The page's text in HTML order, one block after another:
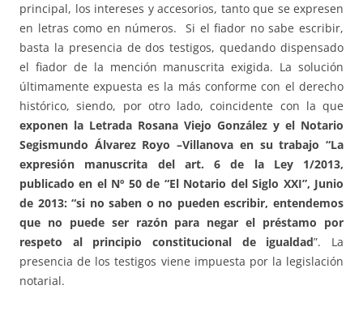
principal, los intereses y accesorios, tanto que se expresen
en letras como en números. Si el fiador no sabe escribir,
basta la presencia de dos testigos, quedando dispensado
el fiador de la mención manuscrita exigida. La solución
últimamente expuesta es la más conforme con el derecho
histórico, siendo, por otro lado, coincidente con la que
exponen la Letrada Rosana Viejo González y el Notario
Segismundo Álvarez Royo –Villanova en su trabajo “La
expresión manuscrita del art. 6 de la Ley 1/2013,
publicado en el Nº 50 de “El Notario del Siglo XXI”, Junio
de 2013: “si no saben o no pueden escribir, entendemos
que no puede ser razón para negar el préstamo por
respeto al principio constitucional de igualdad”. La
presencia de los testigos viene impuesta por la legislación
notarial.